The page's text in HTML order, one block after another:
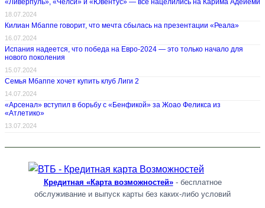
«Ливерпуль», «Челси» и «Ювентус» — все нацелились на Карима Адейеми
18.07.2024
Килиан Мбаппе говорит, что мечта сбылась на презентации «Реала»
16.07.2024
Испания надеется, что победа на Евро-2024 — это только начало для
нового поколения
15.07.2024
Семья Мбаппе хочет купить клуб Лиги 2
14.07.2024
«Арсенал» вступил в борьбу с «Бенфикой» за Жоао Феликса из
«Атлетико»
13.07.2024
Кредитная «Карта возможностей»- бесплатное
обслуживание и выпуск карты без каких-либо условий